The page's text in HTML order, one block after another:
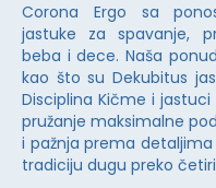
Corona Ergo sa
jastuke za spavanje,
beba i dece. Naša
kao što su Dekubitus
Disciplina Kičme i
pružanje maksimalne
i pažnja prema
tradiciju dugu preko